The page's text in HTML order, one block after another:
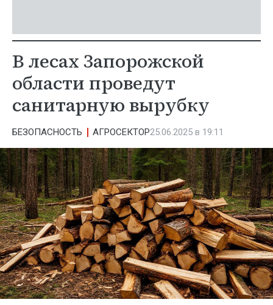
В лесах Запорожской
области проведут
санитарную вырубку
БЕЗОПАСНОСТЬ АГРОСЕКТОР25.06.2025 в 19:11